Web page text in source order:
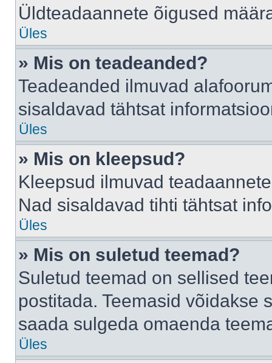
Üldteadaannete õigused
Üles
» Mis on teadeanded?
Teadeanded ilmuvad
sisaldavad tähtsat
Üles
» Mis on kleepsud?
Kleepsud ilmuvad
Nad sisaldavad tihti tähtsat
Üles
» Mis on suletud teemad?
Suletud teemad on sellised
postitada. Teemasid võidakse
saada sulgeda omaenda
Üles